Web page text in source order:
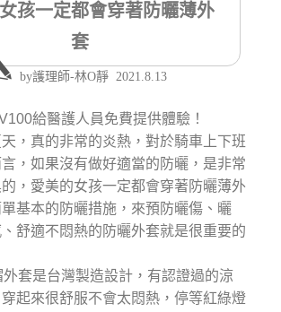
孩一定都會穿著防曬薄外
套
by護理師-林O靜 2021.8.13
給醫護人員免費提供體驗！
，真的非常的炎熱，對於騎車上下班
，如果沒有做好適當的防曬，是非常
，愛美的女孩一定都會穿著防曬薄外
基本的防曬措施，來預防曬傷、曬
舒適不悶熱的防曬外套就是很重要的
套是台灣製造設計，有認證過的涼
起來很舒服不會太悶熱，停等紅綠燈